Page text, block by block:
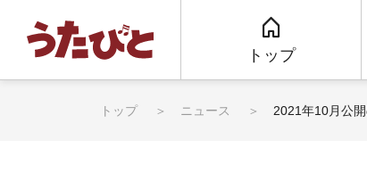
トップ
トップ ニュース 2021年10月公